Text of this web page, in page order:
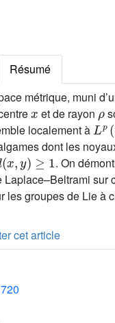
Résumé
métrique, muni
x
et de rayon
ρ
localement à
Lp(
dont les
(x,y)≥1
. On
Laplace–Beltrami
les groupes de Lie à
cet article